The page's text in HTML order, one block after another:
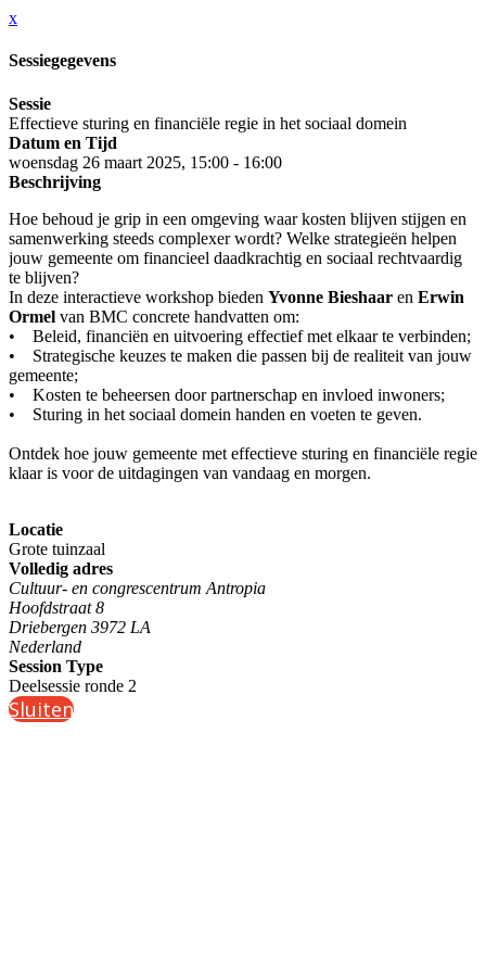
x
Sessiegegevens
Sessie
Effectieve sturing en financiële regie in het sociaal domein
Datum en Tijd
woensdag 26 maart 2025, 15:00 - 16:00
Beschrijving
Hoe behoud je grip in een omgeving waar kosten blijven stijgen en
samenwerking steeds complexer wordt? Welke strategieën helpen
jouw gemeente om financieel daadkrachtig en sociaal rechtvaardig
te blijven?
In deze interactieve workshop bieden Yvonne Bieshaar en Erwin
Ormel van BMC concrete handvatten om:
• Beleid, financiën en uitvoering effectief met elkaar te verbinden;
• Strategische keuzes te maken die passen bij de realiteit van jouw
gemeente;
• Kosten te beheersen door partnerschap en invloed inwoners;
• Sturing in het sociaal domein handen en voeten te geven.
Ontdek hoe jouw gemeente met effectieve sturing en financiële regie
klaar is voor de uitdagingen van vandaag en morgen.
Locatie
Grote tuinzaal
Volledig adres
Cultuur- en congrescentrum Antropia
Hoofdstraat 8
Driebergen 3972 LA
Nederland
Session Type
Deelsessie ronde 2
Sluiten